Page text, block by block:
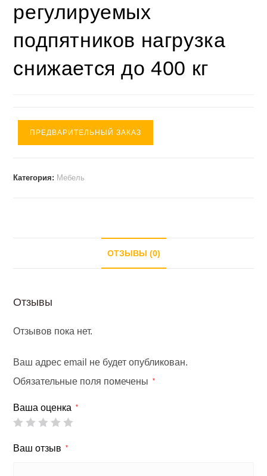
регулируемых
подпятников нагрузка
снижается до 400 кг
ПРЕДВАРИТЕЛЬНЫЙ ЗАКАЗ
Категория: Мебель
ОТЗЫВЫ (0)
Отзывы
Отзывов пока нет.
Ваш адрес email не будет опубликован.
Обязательные поля помечены
*
Ваша оценка *
Ваш отзыв *